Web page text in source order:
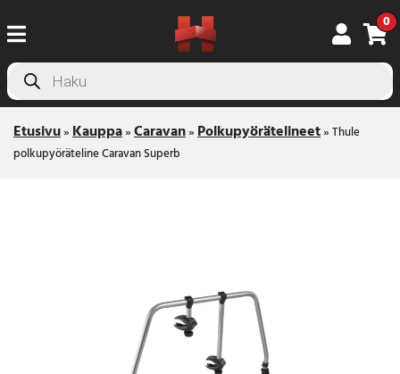
0
Products
search
Etusivu»Kauppa»Caravan»Polkupyörätelineet»Thule
polkupyöräteline Caravan Superb